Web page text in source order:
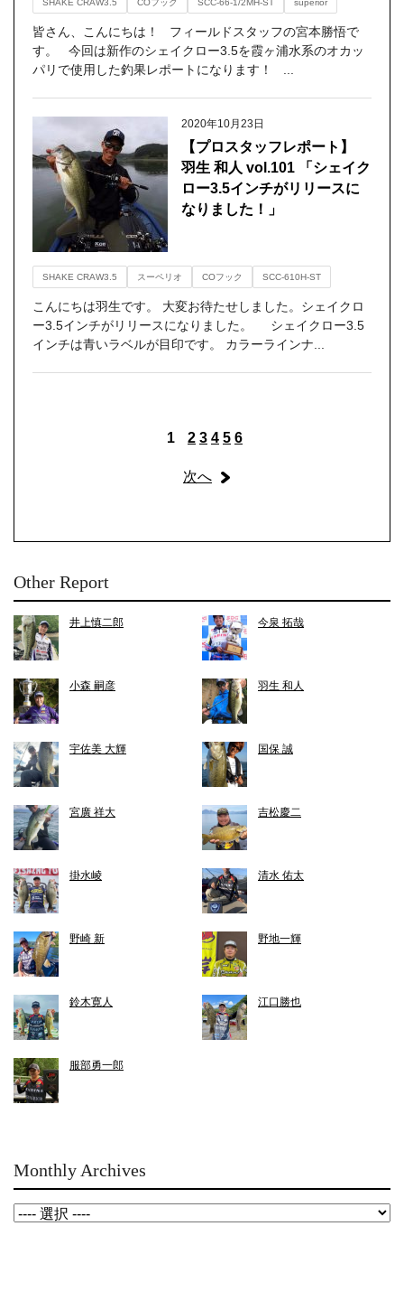
SHAKE CRAW3.5 COフック SCC-66-1/2MH-ST superior
皆さん、こんにちは！ フィールドスタッフの宮本勝悟で
す。 今回は新作のシェイクロー3.5を霞ヶ浦水系のオカッ
パリで使用した釣果レポートになります！ ...
2020年10月23日
【プロスタッフレポート】
羽生 和人 vol.101 「シェイク
ロー3.5インチがリリースに
なりました！」
SHAKE CRAW3.5 スーペリオ COフック SCC-610H-ST
こんにちは羽生です。 大変お待たせしました。シェイクロ
ー3.5インチがリリースになりました。 シェイクロー3.5
インチは青いラベルが目印です。 カラーラインナ...
1 2 3 4 5 6
次へ
Other Report
井上慎二郎 今泉 拓哉
小森 嗣彦 羽生 和人
宇佐美 大輝 国保 誠
宮廣 祥大 吉松慶二
掛水崚 清水 佑太
野崎 新 野地一輝
鈴木寛人 江口勝也
服部勇一郎
Monthly Archives